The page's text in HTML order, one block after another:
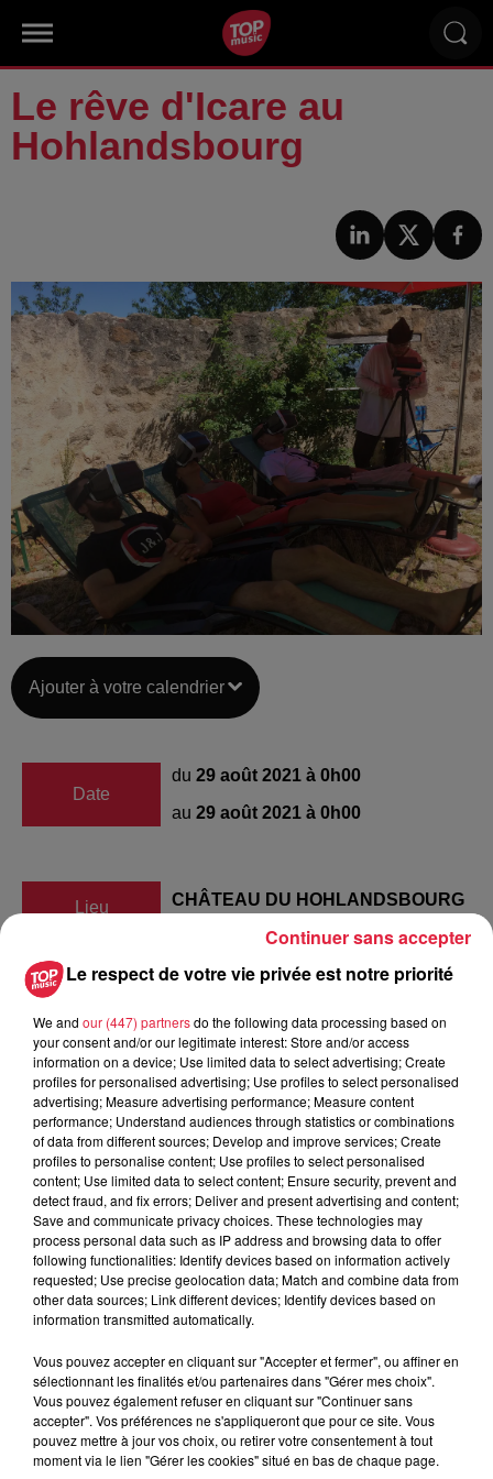
Le rêve d'Icare au
Hohlandsbourg
Ajouter à votre calendrier
Date
du 29 août 2021 à 0h00
au 29 août 2021 à 0h00
Lieu
CHÂTEAU DU HOHLANDSBOURG
Organisateur
0389301020
info@chateau-hohlandsbourg.com
http://www.chateau-
hohlandsbourg.com/index.php?lang=fr
Tarif Gratuit
Visite immersive par drone. Vivez une sensation unique et
découvrez le château tel un oiseau en plein vol ! A l’aide
d’un casque de réalité virtuelle, confortablement installé
dans un transat, découvrez en direct les différentes
perspectives du château et de son environnement captées
par drone. Le tout commenté d’un guide. Animée par : Drone
Le respect de votre vie privée est notre priorité
We and our (447) partnersdo the following data processing based on
your consent and/or our legitimate interest: Store and/or access
information on a device; Use limited data to select advertising; Create
profiles for personalised advertising; Use profiles to select personalised
advertising; Measure advertising performance; Measure content
performance; Understand audiences through statistics or combinations
of data from different sources; Develop and improve services; Create
profiles to personalise content; Use profiles to select personalised
content; Use limited data to select content; Ensure security, prevent and
detect fraud, and fix errors; Deliver and present advertising and content;
Save and communicate privacy choices. These technologies may
process personal data such as IP address and browsing data to offer
following functionalities: Identify devices based on information actively
requested; Use precise geolocation data; Match and combine data from
other data sources; Link different devices; Identify devices based on
information transmitted automatically.
Vous pouvez accepter en cliquant sur "Accepter et fermer", ou affiner en
sélectionnant les finalités et/ou partenaires dans "Gérer mes choix".
Vous pouvez également refuser en cliquant sur "Continuer sans
accepter". Vos préférences ne s'appliqueront que pour ce site. Vous
pouvez mettre à jour vos choix, ou retirer votre consentement à tout
moment via le lien "Gérer les cookies" situé en bas de chaque page.
Continuer sans accepter